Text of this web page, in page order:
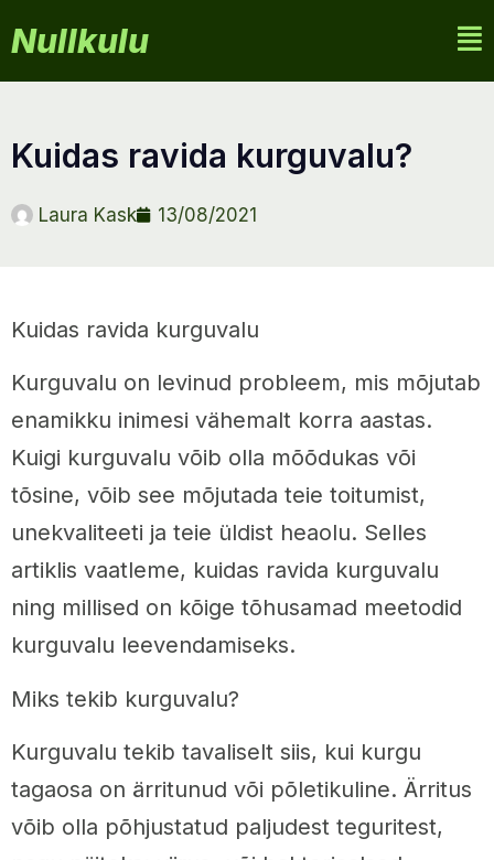
Nullkulu
kuidas ravida kurguvalu?
Laura Kask 13/08/2021
Kuidas ravida kurguvalu
Kurguvalu on levinud probleem, mis mõjutab
enamikku inimesi vähemalt korra aastas.
Kuigi kurguvalu võib olla mõõdukas või
tõsine, võib see mõjutada teie toitumist,
unekvaliteeti ja teie üldist heaolu. Selles
artiklis vaatleme, kuidas ravida kurguvalu
ning millised on kõige tõhusamad meetodid
kurguvalu leevendamiseks.
Miks tekib kurguvalu?
Kurguvalu tekib tavaliselt siis, kui kurgu
tagaosa on ärritunud või põletikuline. Ärritus
võib olla põhjustatud paljudest teguritest,